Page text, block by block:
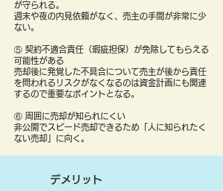
が守られる。
週末や夜の内見依頼がなく、売主の手間が非常に少
ない。
⑤ 契約不適合責任（瑕疵担保）が免除してもらえる
可能性がある
売却後に発覚した不具合について売主が後から責任
を問われるリスクがなくなるのは資金計画にも関連
するので重要なポイントとなる。
⑥ 周囲に売却が知られにくい
非公開でスピード売却できるため「人に知られたく
ない売却」に向く。
デメリット